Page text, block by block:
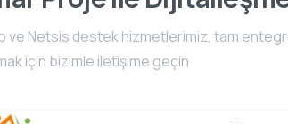
ve Netsis destek hizmetlerimiz, tam
için bizimle iletişime geçin